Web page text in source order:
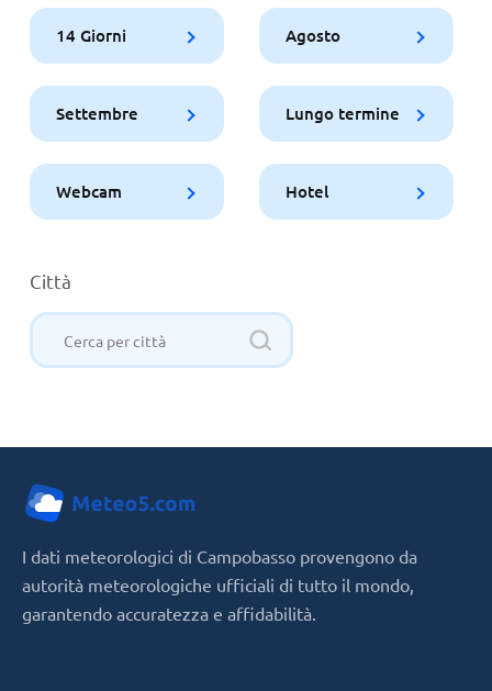
14 Giorni Agosto
Settembre Lungo termine
Webcam Hotel
Città
I dati meteorologici di Campobasso provengono da
autorità meteorologiche ufficiali di tutto il mondo,
garantendo accuratezza e affidabilità.